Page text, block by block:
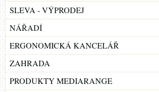
SLEVA - VÝPRODEJ
NÁŘADÍ
ERGONOMICKÁ KANCELÁŘ
ZAHRADA
PRODUKTY MEDIARANGE